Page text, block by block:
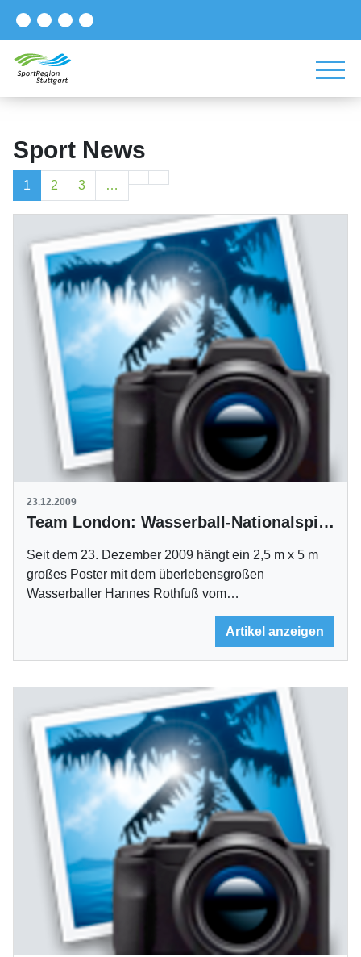
Sport News
1 2 3 …
23.12.2009
Team London: Wasserball-Nationalspieler Rothfuß auf Poster am DICK-Areal
Seit dem 23. Dezember 2009 hängt ein 2,5 m x 5 m
großes Poster mit dem überlebensgroßen
Wasserballer Hannes Rothfuß vom…
Artikel anzeigen